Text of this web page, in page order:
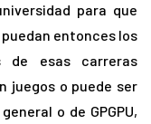
para que
puedan entonces los
de esas carreras
juegos o puede ser
o de GPGPU,